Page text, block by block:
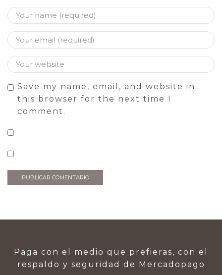
Save my name, email, and website in
this browser for the next time I
comment.
Paga con el medio que prefieras, con el
respaldo y seguridad de Mercadopago